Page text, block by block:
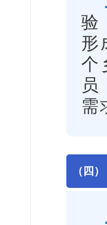
验
形
个
员
需
（四）